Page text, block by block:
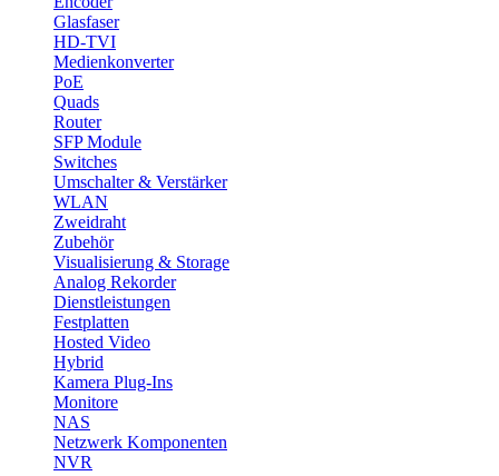
Glasfaser
HD-TVI
Medienkonverter
PoE
Quads
Router
SFP Module
Switches
Umschalter & Verstärker
WLAN
Zweidraht
Zubehör
Visualisierung & Storage
Analog Rekorder
Dienstleistungen
Festplatten
Hosted Video
Hybrid
Kamera Plug-Ins
Monitore
NAS
Netzwerk Komponenten
NVR